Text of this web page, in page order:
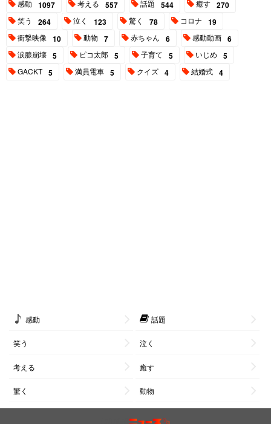
感動 1097 考える 557 話題 544 癒す 270
笑う 264 泣く 123 驚く 78 コロナ 19
衝撃映像 10 動物 7 赤ちゃん 6 感動動画 6
涙腺崩壊 5 ピコ太郎 5 子育て 5 いじめ 5
GACKT 5 満員電車 5 クイズ 4 結婚式 4
感動 話題
笑う 泣く
考える 癒す
驚く 動物